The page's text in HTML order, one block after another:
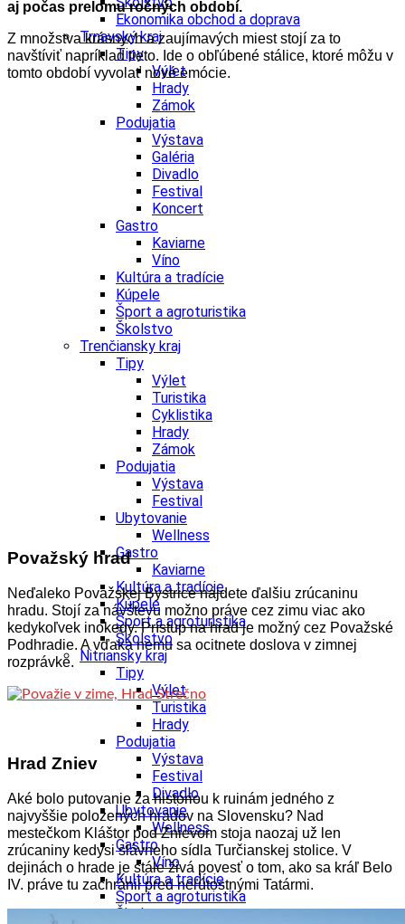
Ekonomika obchod a doprava
Trnavský kraj
Tipy
Výlet
Hrady
Zámok
Podujatia
Výstava
Galéria
Divadlo
Festival
Koncert
Gastro
Kaviarne
Víno
Kultúra a tradície
Kúpele
Šport a agroturistika
Školstvo
Trenčiansky kraj
Tipy
Výlet
Turistika
Cyklistika
Hrady
Zámok
Podujatia
Výstava
Festival
Ubytovanie
Wellness
Gastro
Kaviarne
Kultúra a tradície
Kúpele
Šport a agroturistika
Školstvo
Nitriansky kraj
Tipy
Výlet
Turistika
Hrady
Podujatia
Výstava
Festival
Divadlo
Ubytovanie
Wellness
Gastro
Víno
Kultúra a tradície
Šport a agroturistika
Školstvo
aj počas prelomu ročných období.
Z množstva krásnych a zaujímavých miest stojí za to
navštíviť napríklad tieto. Ide o obľúbené stálice, ktoré môžu v
tomto období vyvolať nové emócie.
Považský hrad
Neďaleko Považskej Bystrice nájdete ďalšiu zrúcaninu
hradu. Stojí za návštevu možno práve cez zimu viac ako
kedykoľvek inokedy. Prístup na hrad je možný cez Považské
Podhradie. A vďaka nemu sa ocitnete doslova v zimnej
rozprávke.
Hrad Zniev
Aké bolo putovanie za históriou k ruinám jedného z
najvyššie položených hradov na Slovensku? Nad
mestečkom Kláštor pod Znievom stoja naozaj už len
zrúcaniny kedysi slávneho sídla Turčianskej stolice. V
dejinách o hrade je stále živá povesť o tom, ako sa kráľ Belo
IV. práve tu zachránil pred neľútostnými Tatármi.